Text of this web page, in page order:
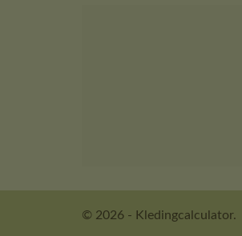
© 2026 - Kledingcalculator.